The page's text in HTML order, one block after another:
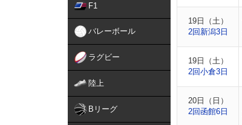
F1
バレーボール
ラグビー
陸上
Bリーグ
19日（土）
2回新潟3日
19日（土）
2回小倉3日
20日（日）
2回函館6日